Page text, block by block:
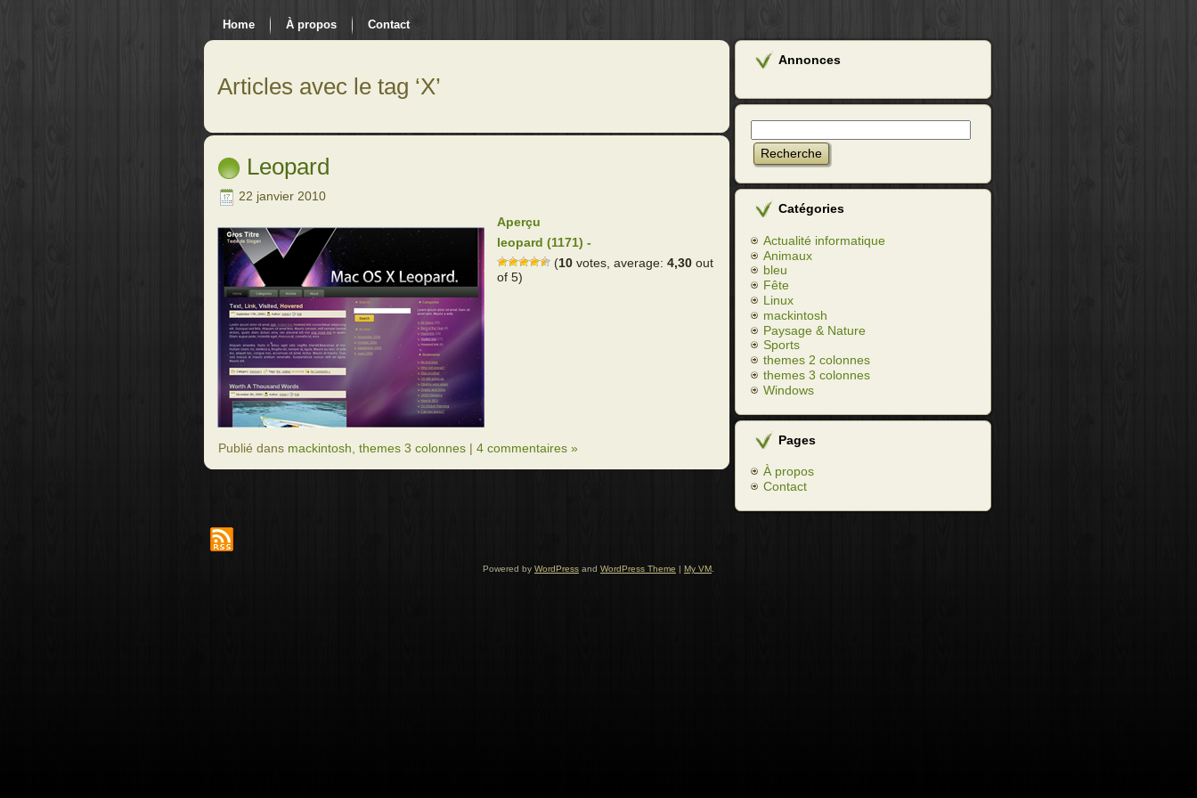
Home À propos Contact
Articles avec le tag ‘X’
Leopard
22 janvier 2010
Aperçu
leopard (1171) -
(10 votes, average: 4,30 out
of 5)
Publié dans mackintosh themes 3 colonnes | 4 commentaires »
Annonces
Catégories
Actualité informatique
Animaux
bleu
Fête
Linux
mackintosh
Paysage & Nature
Sports
themes 2 colonnes
themes 3 colonnes
Windows
Pages
À propos
Contact
Powered by WordPress and WordPress Theme | My VM